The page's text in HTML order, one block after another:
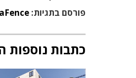
פורסם בתגיות:
כתבות נוספות